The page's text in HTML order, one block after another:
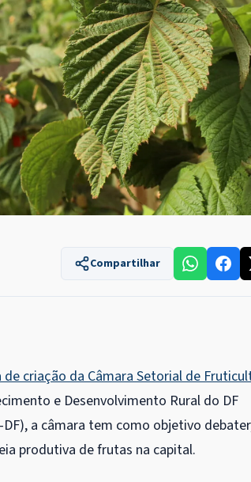
Compartilhar
criação da Câmara Setorial de
e Desenvolvimento Rural do DF
DF), a câmara tem como objetivo
produtiva de frutas na capital.